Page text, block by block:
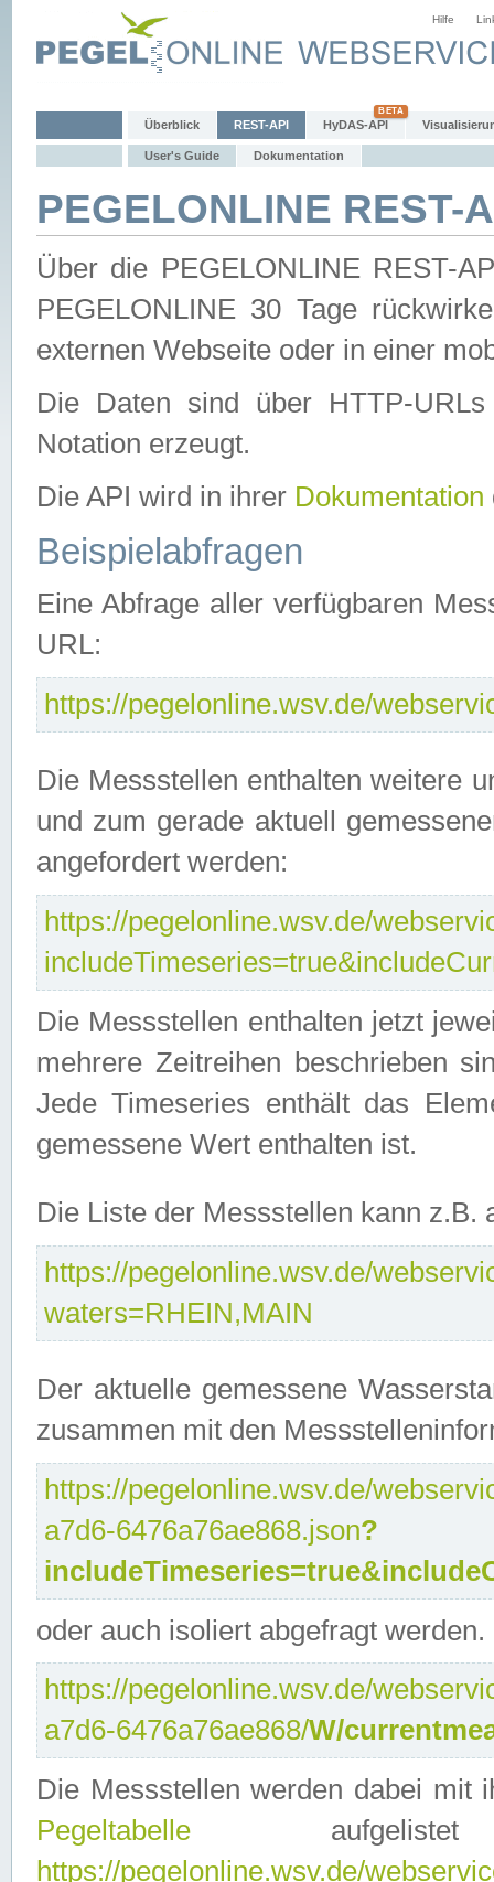
Hilfe
Überblick REST-API HyDAS-API
User's Guide Dokumentation
PEGELONLINE REST-
Über die PEGELONLINE REST-
PEGELONLINE 30 Tage
externen Webseite oder in einer
Die Daten sind über HTTP-
Notation erzeugt.
Die API wird in ihrer Dokumentation
Beispielabfragen
Eine Abfrage aller verfügbaren
URL:
https://pegelonline.wsv.de/
Die Messstellen enthalten weitere
und zum gerade aktuell
angefordert werden:
https://pegelonline.wsv.de/
Die Messstellen enthalten jetzt
mehrere Zeitreihen beschrieben
Jede Timeseries enthält das
gemessene Wert enthalten ist.
Die Liste der Messstellen kann
https://pegelonline.wsv.de/
waters=RHEIN,MAIN
Der aktuelle gemessene
zusammen mit den
https://pegelonline.wsv.de/
a7d6-6476a76ae868.json?
oder auch isoliert abgefragt werden.
https://pegelonline.wsv.de/
a7d6-6476a76ae868/W/
Die Messstellen werden dabei mit
Pegeltabelle
https://pegelonline.wsv.de/